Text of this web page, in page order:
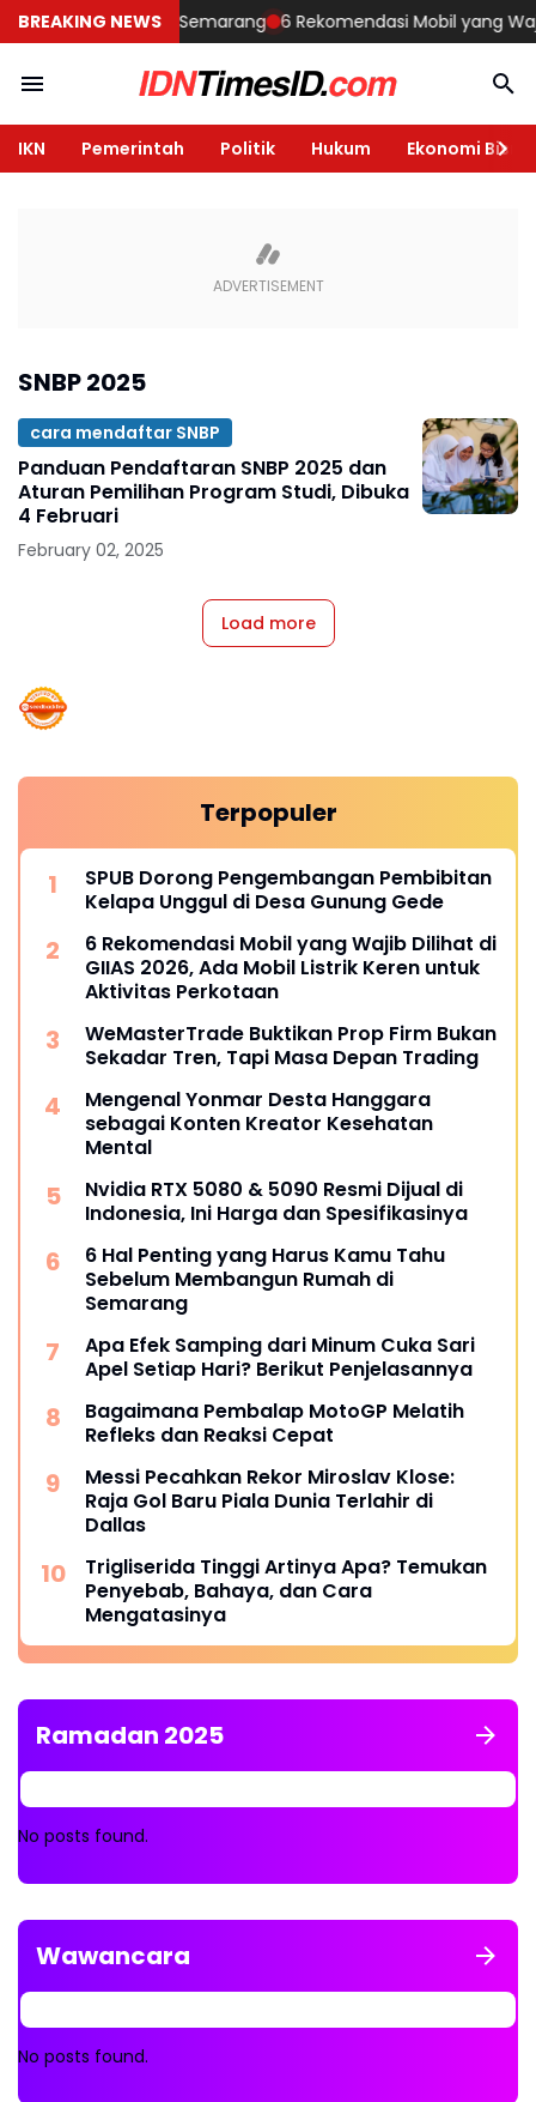
BREAKING NEWS
Rumah di Semarang 6 Rekomendasi Mobil yang
IKN Pemerintah Politik Hukum Ekonomi Bisnis
SNBP 2025
cara mendaftar SNBP
Panduan Pendaftaran SNBP 2025 dan
Aturan Pemilihan Program Studi, Dibuka
4 Februari
February 02, 2025
Load more
Terpopuler
SPUB Dorong Pengembangan Pembibitan
Kelapa Unggul di Desa Gunung Gede
6 Rekomendasi Mobil yang Wajib Dilihat di
GIIAS 2026, Ada Mobil Listrik Keren untuk
Aktivitas Perkotaan
WeMasterTrade Buktikan Prop Firm Bukan
Sekadar Tren, Tapi Masa Depan Trading
Mengenal Yonmar Desta Hanggara
sebagai Konten Kreator Kesehatan
Mental
Nvidia RTX 5080 & 5090 Resmi Dijual di
Indonesia, Ini Harga dan Spesifikasinya
6 Hal Penting yang Harus Kamu Tahu
Sebelum Membangun Rumah di
Semarang
Apa Efek Samping dari Minum Cuka Sari
Apel Setiap Hari? Berikut Penjelasannya
Bagaimana Pembalap MotoGP Melatih
Refleks dan Reaksi Cepat
Messi Pecahkan Rekor Miroslav Klose:
Raja Gol Baru Piala Dunia Terlahir di
Dallas
Trigliserida Tinggi Artinya Apa? Temukan
Penyebab, Bahaya, dan Cara
Mengatasinya
Ramadan 2025
No posts found.
Wawancara
No posts found.